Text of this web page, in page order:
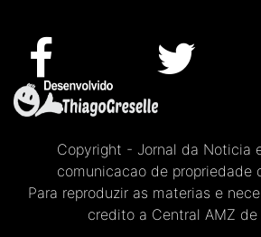
Copyright - Jornal da Noticia
comunicacao de propriedade
Para reproduzir as materias e
credito a Central AMZ